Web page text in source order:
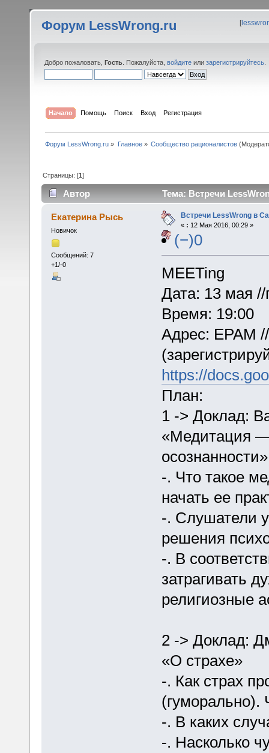
Форум LessWrong.ru [
Добро пожаловать, Гость . Пожалуйста, войдите или зарегистрируйтесь
Начало Помощь Поиск Вход Регистрация
Форум LessWrong.ru » Главное» Сообщество рационалистов
Страницы: [1]
Автор Тема: Встречи
Екатерина Рысь
Новичок
Сообщений: 7
+1/-0
Встречи LessWrong в
« : 12 Мая 2016, 00:29 »
(−)0
MEETing
Дата: 13 мая //
Время: 19:00
Адрес: EPAM
https://
План:
1 -> Доклад:
«Медитация —
осознанности»
-. Что такое
начать ее
-. Слушатели
решения
-. В
затрагивать
религиозные
2 -> Доклад:
«О страхе»
-. Как страх
(гуморально).
-. В каких
-. Насколько